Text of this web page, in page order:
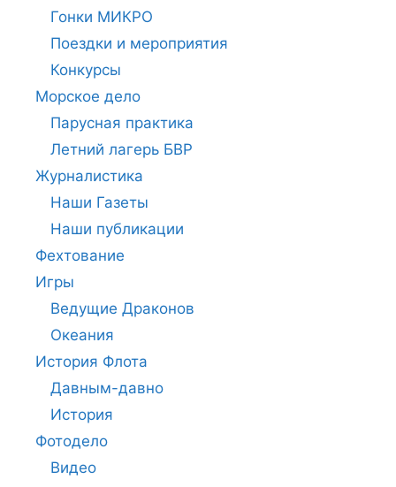
Гонки МИКРО
Поездки и мероприятия
Конкурсы
Морское дело
Парусная практика
Летний лагерь БВР
Журналистика
Наши Газеты
Наши публикации
Фехтование
Игры
Ведущие Драконов
Океания
История Флота
Давным-давно
История
Фотодело
Видео